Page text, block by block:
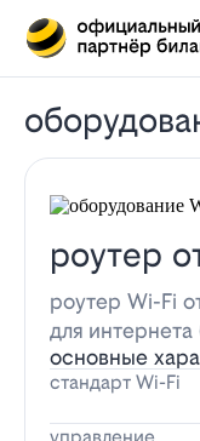
роутер
роутер Wi-Fi
для
основные
стандарт Wi-Fi